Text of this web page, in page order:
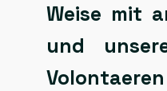
Weise mit
und